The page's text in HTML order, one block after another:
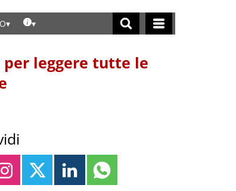
per leggere tutte le